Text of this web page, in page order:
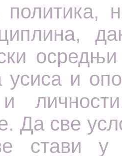
политика,
усиса и
и
Да све
стави у